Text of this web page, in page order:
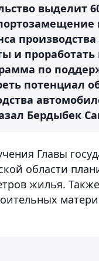
выделит
и
по
потенциал
Бердыбек
Главы
области
жилья.